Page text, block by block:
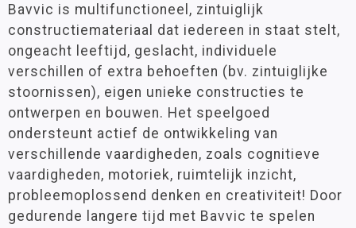
Schrijven
Zelfstandig werken
Wereldoriëntatie
STEAM
Constructie en mechanica
Elektronica
Magnetisme
Programmeren & Robotica
Groep 3(6)
Groep 4(6)
Groep 5(6)
Groep 6(6)
Groep 7
(6)
Groep 8 (6)
Leeftijd
3 - 6 jaar (6)
6 - 9 jaar(6)
9 - 12 jaar(6)
Bavvic is multifunctioneel, zintuiglijk
constructiemateriaal dat iedereen in staat stelt,
ongeacht leeftijd, geslacht, individuele
verschillen of extra behoeften (bv. zintuiglijke
stoornissen), eigen unieke constructies te
ontwerpen en bouwen. Het speelgoed
ondersteunt actief de ontwikkeling van
verschillende vaardigheden, zoals cognitieve
vaardigheden, motoriek, ruimtelijk inzicht,
probleemoplossend denken en creativiteit! Door
gedurende langere tijd met Bavvic te spelen